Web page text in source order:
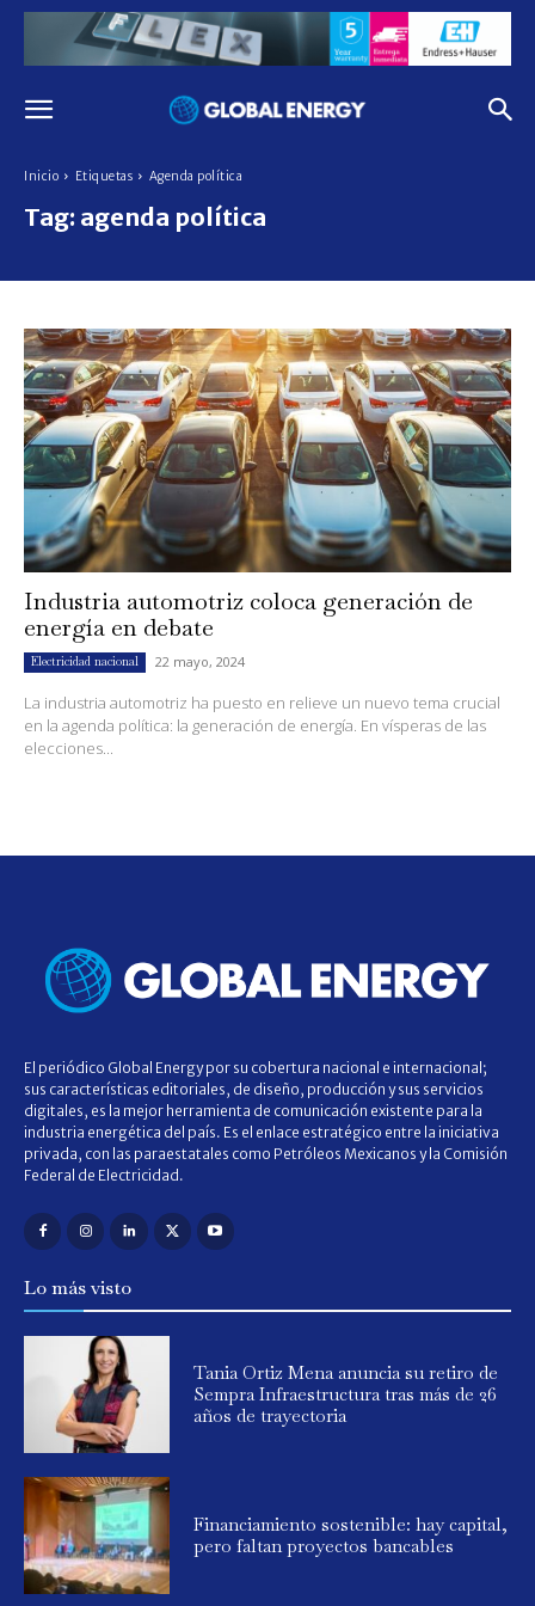
Inicio Etiquetas Agenda política
Tag: agenda política
Industria automotriz coloca generación de
energía en debate
Electricidad nacional 22 mayo, 2024
La industria automotriz ha puesto en relieve un nuevo tema crucial
en la agenda política: la generación de energía. En vísperas de las
elecciones...
El periódico Global Energy por su cobertura nacional e internacional;
sus características editoriales, de diseño, producción y sus servicios
digitales, es la mejor herramienta de comunicación existente para la
industria energética del país. Es el enlace estratégico entre la iniciativa
privada, con las paraestatales como Petróleos Mexicanos y la Comisión
Federal de Electricidad.
Lo más visto
Tania Ortiz Mena anuncia su retiro de
Sempra Infraestructura tras más de 26
años de trayectoria
Financiamiento sostenible: hay capital,
pero faltan proyectos bancables